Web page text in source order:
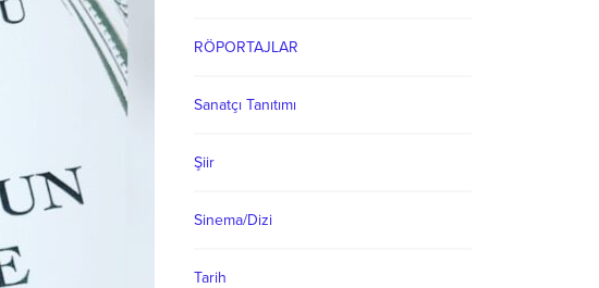
RÖPORTAJLAR
Sanatçı Tanıtımı
Şiir
Sinema/Dizi
Tarih